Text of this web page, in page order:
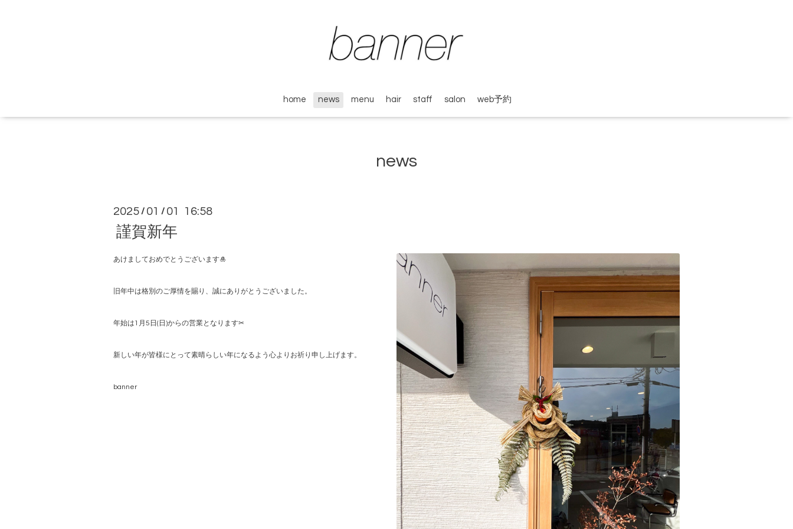
home news menu hair staff salon web予約
news
2025 / 01 / 01 16:58
謹賀新年
あけましておめでとうございます🎍
旧年中は格別のご厚情を賜り、誠にありがとうございました。
年始は1月5日(日)からの営業となります✂︎
新しい年が皆様にとって素晴らしい年になるよう心よりお祈り申し上げます。
banner